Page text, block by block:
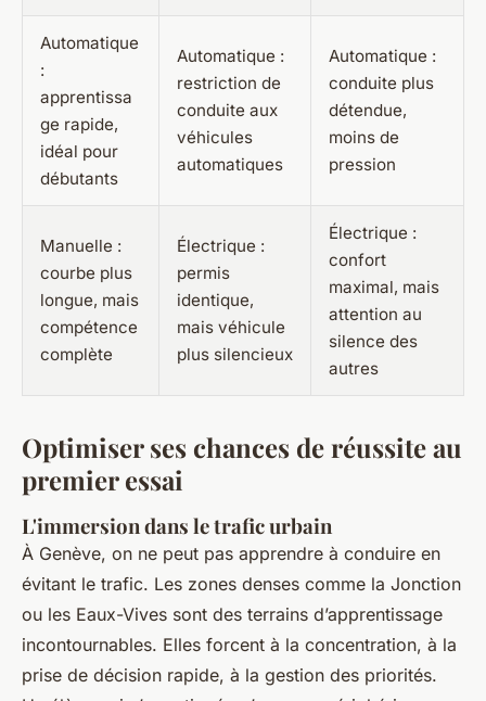
Automatique
:
apprentissa
ge rapide,
idéal pour
débutants
Automatique :
restriction de
conduite aux
véhicules
automatiques
Automatique :
conduite plus
détendue,
moins de
pression
Manuelle :
courbe plus
longue, mais
compétence
complète
Électrique :
permis
identique,
mais véhicule
plus silencieux
Électrique :
confort
maximal, mais
attention au
silence des
autres
Optimiser ses chances de réussite au
premier essai
L'immersion dans le trafic urbain
À Genève, on ne peut pas apprendre à conduire en
évitant le trafic. Les zones denses comme la Jonction
ou les Eaux-Vives sont des terrains d’apprentissage
incontournables. Elles forcent à la concentration, à la
prise de décision rapide, à la gestion des priorités.